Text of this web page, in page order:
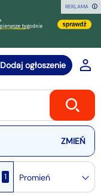
REKLAMA
Dodaj ogłoszenie
1 Promień